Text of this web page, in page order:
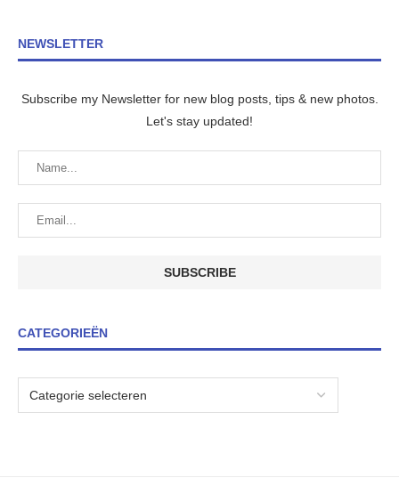
NEWSLETTER
Subscribe my Newsletter for new blog posts, tips & new photos.
Let's stay updated!
CATEGORIEËN